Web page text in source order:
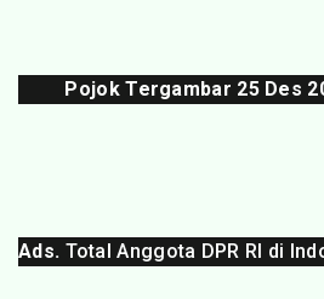
Pojok Tergambar 25 Des
Ads. Total Anggota DPR RI di